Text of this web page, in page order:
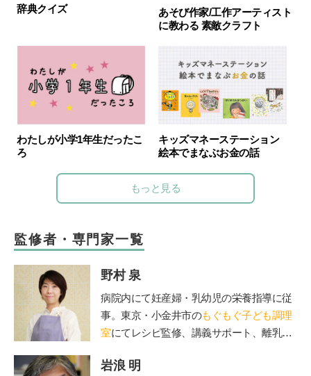
辞典クイズ
あそび作家/工作アーティスト
に教わる 素敵クラフト
わたしが小学1年生だったこ
ろ
キッズマネーステーション
絵本でまなぶお金の話
もっと見る
監修者・専門家一覧
野村 泉
病院内にて妊産婦・乳幼児の栄養指導に従
事。東京・小金井市のもぐもぐ子ども調理
室にてレシピ監修、講義サポート、離乳
岩浪 明